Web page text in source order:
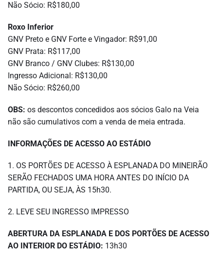
Não Sócio: R$180,00
Roxo Inferior
GNV Preto e GNV Forte e Vingador: R$91,00
GNV Prata: R$117,00
GNV Branco / GNV Clubes: R$130,00
Ingresso Adicional: R$130,00
Não Sócio: R$260,00
OBS: os descontos concedidos aos sócios Galo na Veia
não são cumulativos com a venda de meia entrada.
INFORMAÇÕES DE ACESSO AO ESTÁDIO
1. OS PORTÕES DE ACESSO À ESPLANADA DO MINEIRÃO
SERÃO FECHADOS UMA HORA ANTES DO INÍCIO DA
PARTIDA, OU SEJA, ÀS 15h30.
2. LEVE SEU INGRESSO IMPRESSO
ABERTURA DA ESPLANADA E DOS PORTÕES DE ACESSO
AO INTERIOR DO ESTÁDIO: 13h30